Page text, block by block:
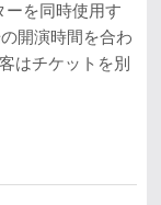
ーを同時使用す
開演時間を合わ
はチケットを別